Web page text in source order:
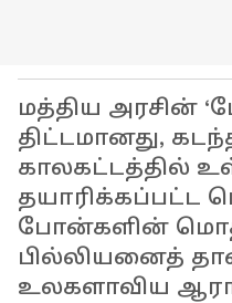
மத்திய அரசின்
திட்டமானது,
காலகட்டத்தில்
தயாரிக்கப்பட்ட
போன்களின் மொத்த
பில்லியனைத்
உலகளாவிய